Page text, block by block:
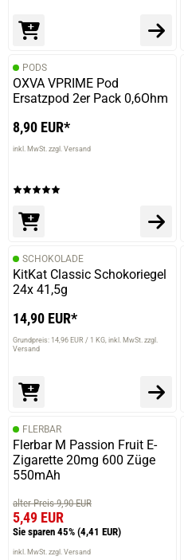
PODS
OXVA VPRIME Pod
Ersatzpod 2er Pack 0,6Ohm
8,90 EUR*
inkl. MwSt. zzgl. Versand
SCHOKOLADE
KitKat Classic Schokoriegel
24x 41,5g
14,90 EUR*
Grundpreis: 14,96 EUR / 1 KG inkl. MwSt. zzgl.
Versand
FLERBAR
Flerbar M Passion Fruit E-
Zigarette 20mg 600 Züge
550mAh
alter Preis 9,90 EUR
5,49 EUR
Sie sparen 45% (4,41 EUR)
inkl. MwSt. zzgl. Versand